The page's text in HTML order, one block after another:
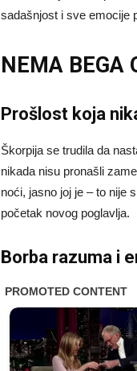
sadašnjost i sve emocije
NEMA BEGA
Prošlost koja
Škorpija se trudila da
nikada nisu pronašli
noći, jasno joj je – to nije
početak novog poglavlja.
Borba razuma i